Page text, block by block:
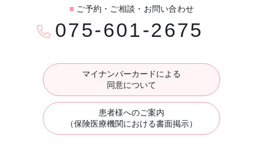
■ ご予約・ご相談・お問い合わせ
075-601-2675
マイナンバーカードによる
同意について
患者様へのご案内
（保険医療機関における書面掲示）